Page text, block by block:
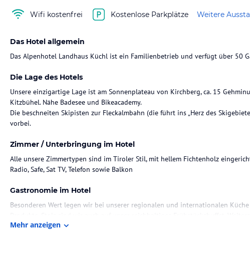
Wifi kostenfrei Kostenlose Parkplätze Weitere
Das Hotel allgemein
Das Alpenhotel Landhaus Küchl ist ein Familienbetrieb und verfügt über 50
Die Lage des Hotels
Unsere einzigartige Lage ist am Sonnenplateau von Kirchberg, ca. 15
Kitzbühel. Nähe Badesee und Bikeacademy.
Die beschneiten Skipisten zur Fleckalmbahn (die führt ins „Herz des
Zimmer / Unterbringung im Hotel
Alle unsere Zimmertypen sind im Tiroler Stil, mit hellem Fichtenholz
Radio, Safe, Sat TV, Telefon sowie Balkon
Gastronomie im Hotel
Besonderen Wert legen wir bei unserer regionalen und internationalen
3gängiges Wahlmenu. Auch vegetarischen Wünschen kommen wir gern nach.
Mehr anzeigen